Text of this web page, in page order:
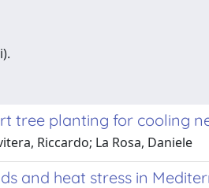
tree planting for cooling
Riccardo; La Rosa, Daniele
and heat stress in